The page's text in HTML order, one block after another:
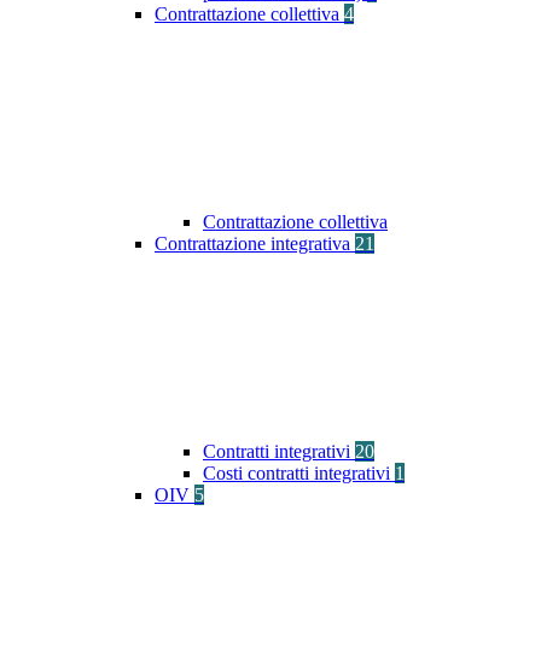
Contrattazione collettiva 4
Contrattazione collettiva
Contrattazione integrativa 21
Contratti integrativi 20
Costi contratti integrativi 1
OIV 5